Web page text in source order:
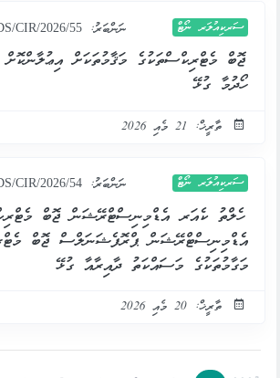
ސަރކިއުލަރ ނޯޓް ނަންބަރު: CIR/2026/55
ޖޮބް މެޓްރިކްސްތަކުގެ މަޤާމުތަކަށް އިޢުލާންކޮށް
ހޯދުމާ ގުޅޭ
ތާރީޚް: 21 މެއި 2026
ސަރކިއުލަރ ނޯޓް ނަންބަރު: CIR/2026/54
ހެލްތު ކެއަރ އެޑްމިނިސްޓްރޭޝަން ޖޮބް
އެޑްމިނިސްޓްރޭޝަން ޕްރޮފެޝަނަލްސް ޖޮބް
މަގާމުތަކުގެ މަސައްކަތު ދާއިރާއާ ގުޅޭ
ތާރީޚް: 20 މެއި 2026